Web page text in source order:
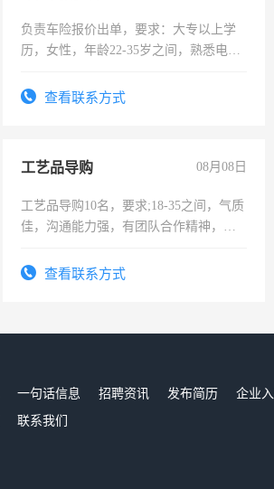
负责车险报价出单，要求：大专以上学
历，女性，年龄22-35岁之间，熟悉电脑
试用期1-3个月，转正后交纳五险，
查看联系方式
工艺品导购 08月08日
工艺品导购10名，要求;18-35之间，气质
佳，沟通能力强，有团队合作精神，有
查看联系方式
一句话信息 招聘资讯 发布简历 企业
联系我们